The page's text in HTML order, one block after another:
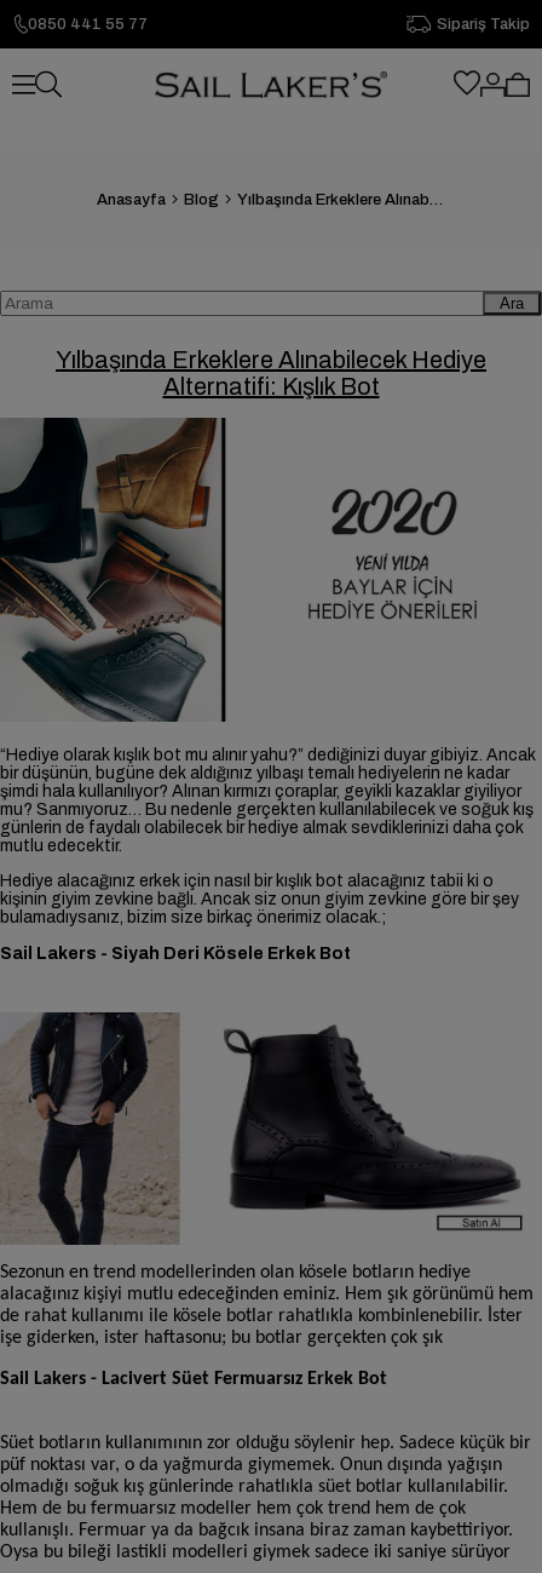
0850 441 55 77 Sipariş Takip
Anasayfa Blog Yılbaşında Erkeklere Alınabilecek Hediye Alternatifi: Kışlık Bot
Ara
Yılbaşında Erkeklere Alınabilecek Hediye
Alternatifi: Kışlık Bot
“Hediye olarak kışlık bot mu alınır yahu?” dediğinizi duyar gibiyiz. Ancak
bir düşünün, bugüne dek aldığınız yılbaşı temalı hediyelerin ne kadar
şimdi hala kullanılıyor? Alınan kırmızı çoraplar, geyikli kazaklar giyiliyor
mu? Sanmıyoruz… Bu nedenle gerçekten kullanılabilecek ve soğuk kış
günlerin de faydalı olabilecek bir hediye almak sevdiklerinizi daha çok
mutlu edecektir.
Hediye alacağınız erkek için nasıl bir kışlık bot alacağınız tabii ki o
kişinin giyim zevkine bağlı. Ancak siz onun giyim zevkine göre bir şey
bulamadıysanız, bizim size birkaç önerimiz olacak.;
Sail Lakers - Siyah Deri Kösele Erkek Bot
Sezonun en trend modellerinden olan kösele botların hediye
alacağınız kişiyi mutlu edeceğinden eminiz. Hem şık görünümü hem
de rahat kullanımı ile kösele botlar rahatlıkla kombinlenebilir. İster
işe giderken, ister haftasonu; bu botlar gerçekten çok şık
Sail Lakers - Lacivert Süet Fermuarsız Erkek Bot
Süet botların kullanımının zor olduğu söylenir hep. Sadece küçük bir
püf noktası var, o da yağmurda giymemek. Onun dışında yağışın
olmadığı soğuk kış günlerinde rahatlıkla süet botlar kullanılabilir.
Hem de bu fermuarsız modeller hem çok trend hem de çok
kullanışlı. Fermuar ya da bağcık insana biraz zaman kaybettiriyor.
Oysa bu bileği lastikli modelleri giymek sadece iki saniye sürüyor